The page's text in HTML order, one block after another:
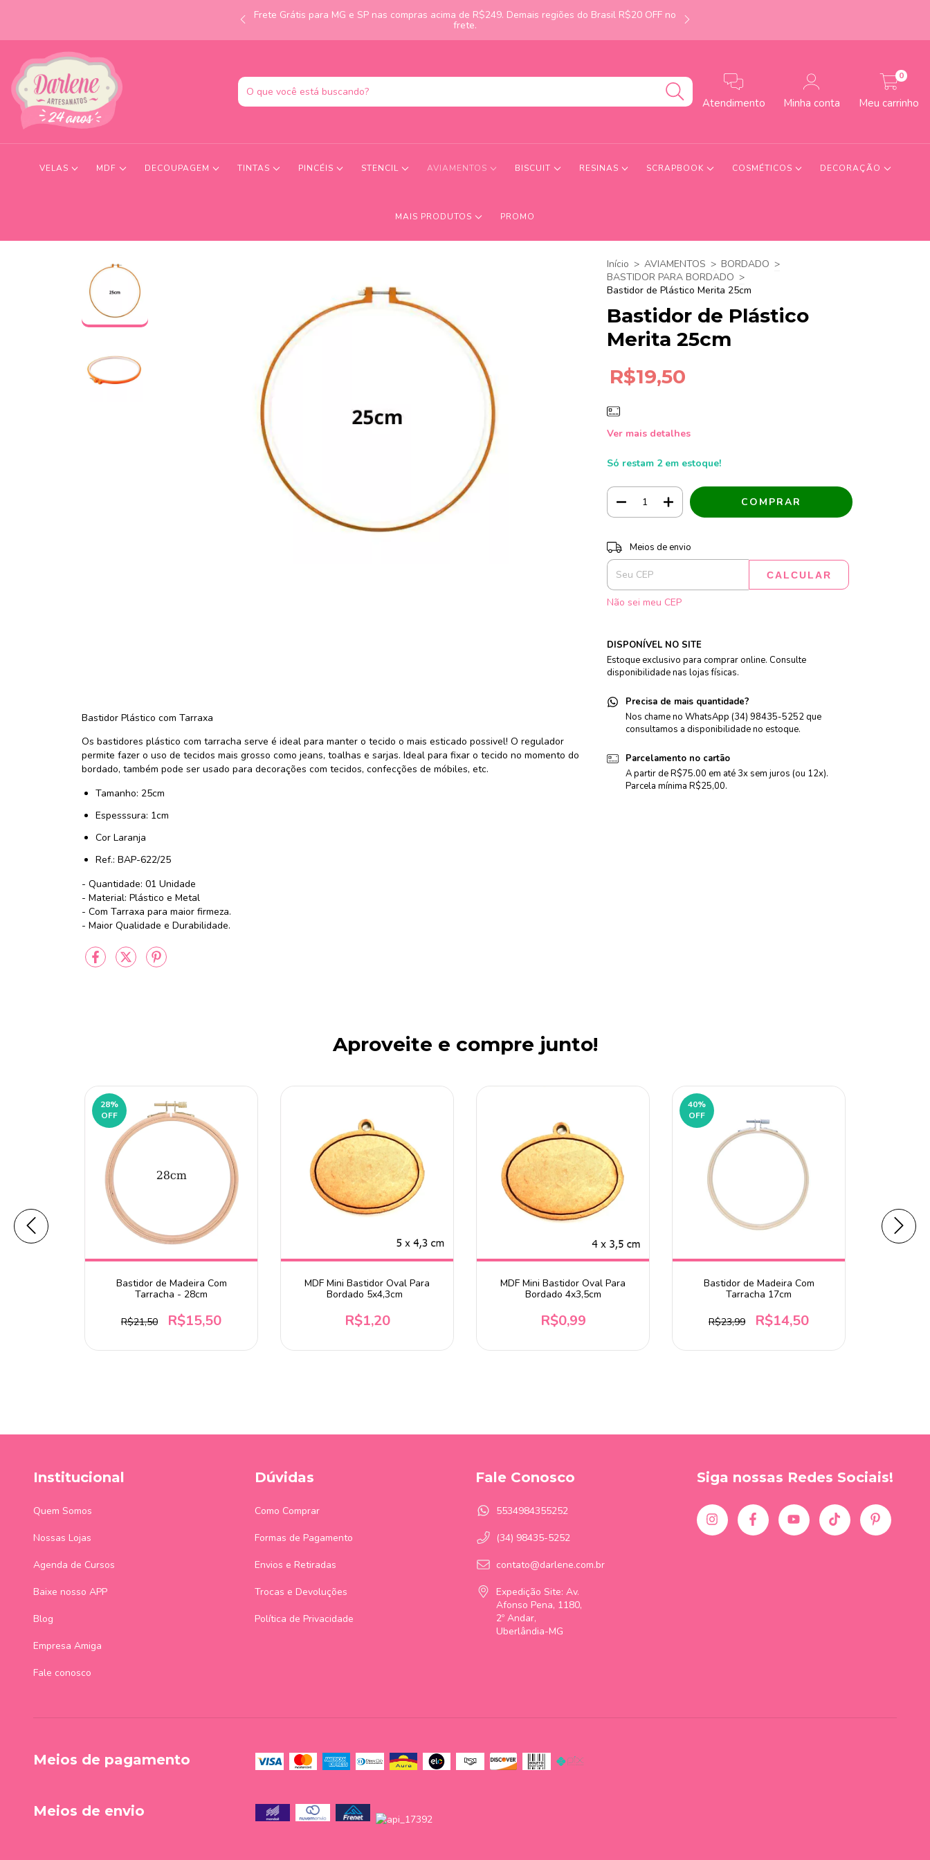
Frete Grátis para MG e SP nas compras acima de R$249. Demais regiões do Brasil R$20 OFF no
frete.
Atendimento Minha conta Meu carrinho
0
VELAS MDF DECOUPAGEM TINTAS PINCÉIS STENCIL AVIAMENTOS BISCUIT RESINAS SCRAPBOOK COSMÉTICOS DECORAÇÃO
MAIS PRODUTOS PROMO
Bastidor Plástico com Tarraxa
Os bastidores plástico com tarracha serve é ideal para manter o tecido o mais esticado possivel! O regulador
permite fazer o uso de tecidos mais grosso como jeans, toalhas e sarjas. Ideal para fixar o tecido no momento do
bordado, também pode ser usado para decorações com tecidos, confecções de móbiles, etc.
Tamanho: 25cm
Espesssura: 1cm
Cor Laranja
Ref.: BAP-622/25
- Quantidade: 01 Unidade
- Material: Plástico e Metal
- Com Tarraxa para maior firmeza.
- Maior Qualidade e Durabilidade.
Início > AVIAMENTOS > BORDADO >
BASTIDOR PARA BORDADO >
Bastidor de Plástico Merita 25cm
Bastidor de Plástico
Merita 25cm
R$19,50
Ver mais detalhes
Só restam 2em estoque!
Entregas para o CEP:
Meios de envio
CALCULAR
Não sei meu CEP
DISPONÍVEL NO SITE
Estoque exclusivo para comprar online. Consulte
disponibilidade nas lojas físicas.
Precisa de mais quantidade?
Nos chame no WhatsApp (34) 98435-5252 que
consultamos a disponibilidade no estoque.
Parcelamento no cartão
A partir de R$75.00 em até 3x sem juros (ou 12x).
Parcela mínima R$25,00.
Aproveite e compre junto!
28%
OFF
Bastidor de Madeira Com
Tarracha - 28cm
R$21,50 R$15,50
MDF Mini Bastidor Oval Para
Bordado 5x4,3cm
R$1,20
MDF Mini Bastidor Oval Para
Bordado 4x3,5cm
R$0,99
40%
OFF
Bastidor de Madeira Com
Tarracha 17cm
R$23,99 R$14,50
Institucional
Quem Somos
Nossas Lojas
Agenda de Cursos
Baixe nosso APP
Blog
Empresa Amiga
Fale conosco
Dúvidas
Como Comprar
Formas de Pagamento
Envios e Retiradas
Trocas e Devoluções
Política de Privacidade
Fale Conosco
5534984355252
(34) 98435-5252
contato@darlene.com.br
Expedição Site: Av.
Afonso Pena, 1180,
2º Andar,
Uberlândia-MG
Siga nossas Redes Sociais!
Meios de pagamento
Meios de envio